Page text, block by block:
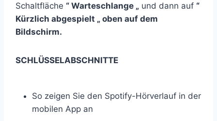
Schaltfläche “ Warteschlange „ und dann auf “
Kürzlich abgespielt „ oben auf dem
Bildschirm.
SCHLÜSSELABSCHNITTE
So zeigen Sie den Spotify-Hörverlauf in der
mobilen App an